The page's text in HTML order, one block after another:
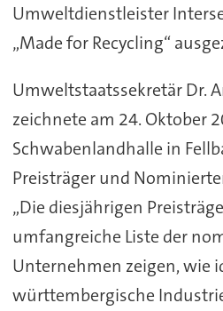
Umweltdienstleister
„Made for Recycling“
Umweltstaatssekretär Dr.
zeichnete am 24. Oktober
Schwabenlandhalle in
Preisträger und
„Die diesjährigen
umfangreiche Liste der
Unternehmen zeigen, wie
württembergische